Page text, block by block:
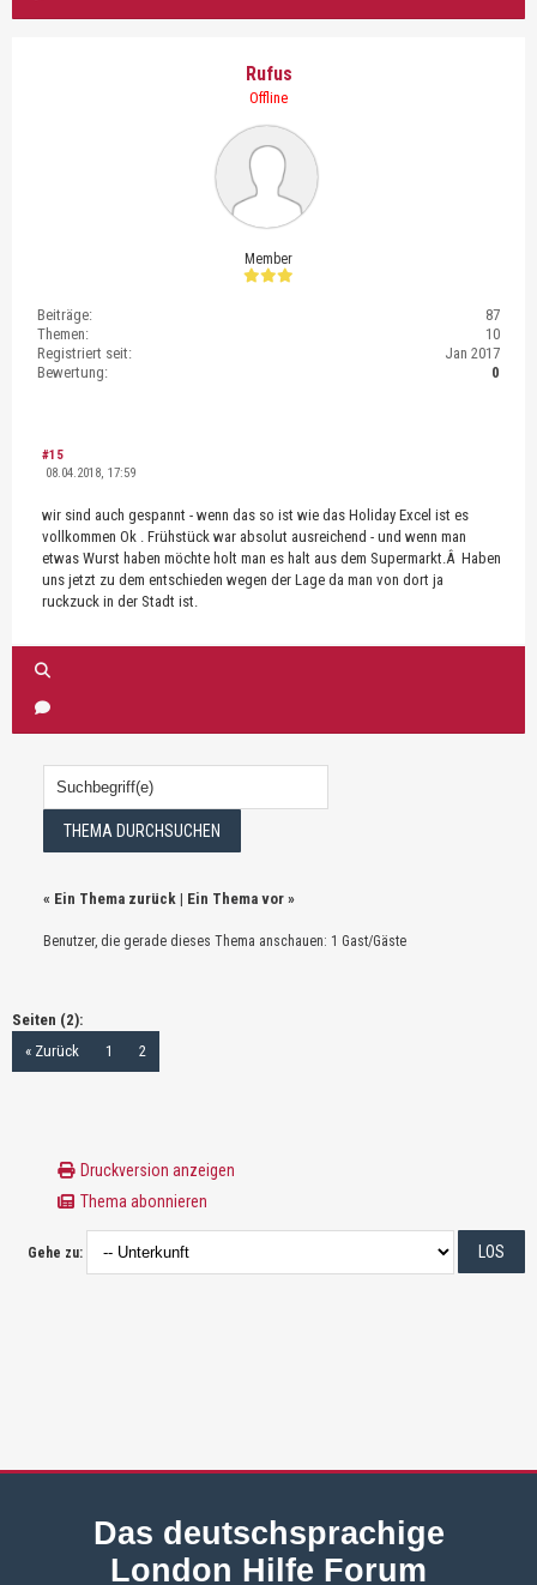
Rufus
Offline
Member
Beiträge:
87
Themen:
10
Registriert seit:
Jan 2017
Bewertung:
0
#15
08.04.2018, 17:59
wir sind auch gespannt - wenn das so ist wie das Holiday Excel ist es
vollkommen Ok . Frühstück war absolut ausreichend - und wenn man
etwas Wurst haben möchte holt man es halt aus dem Supermarkt.Â Haben
uns jetzt zu dem entschieden wegen der Lage da man von dort ja
ruckzuck in der Stadt ist.
« Ein Thema zurück | Ein Thema vor »
Benutzer, die gerade dieses Thema anschauen: 1 Gast/Gäste
Seiten (2):
« Zurück
1 2
Druckversion anzeigen
Thema abonnieren
Gehe zu:
Das deutschsprachige
London Hilfe Forum